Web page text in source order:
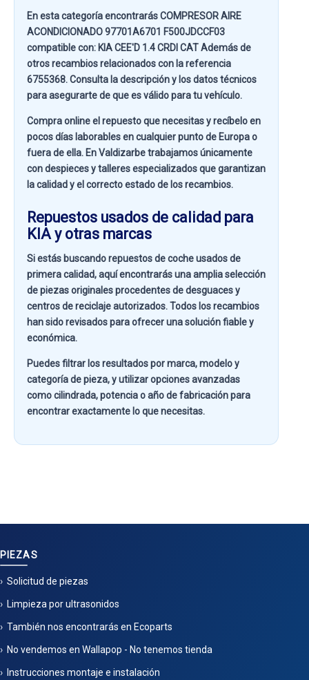
En esta categoría encontrarás COMPRESOR AIRE
ACONDICIONADO 97701A6701 F500JDCCF03
compatible con: KIA CEE'D 1.4 CRDI CATAdemás de
otros recambios relacionados con la referencia
6755368. Consulta la descripción y los datos técnicos
para asegurarte de que es válido para tu vehículo.
Compra online el repuesto que necesitas y recíbelo en
pocos días laborables en cualquier punto de Europa o
fuera de ella. EnValdizarbetrabajamos únicamente
con despieces y talleres especializados que garantizan
la calidad y el correcto estado de los recambios.
Repuestos usados de calidad para
KIA y otras marcas
Si estás buscandorepuestos de coche usados de
primera calidad, aquí encontrarás una amplia selección
de piezas originales procedentes de desguaces y
centros de reciclaje autorizados. Todos los recambios
han sido revisados para ofrecer una solución fiable y
económica.
Puedes filtrar los resultados pormarca, modelo y
categoría de pieza, y utilizar opciones avanzadas
comocilindrada, potencia o año de fabricaciónpara
encontrar exactamente lo que necesitas.
PIEZAS
Solicitud de piezas
Limpieza por ultrasonidos
También nos encontrarás en Ecoparts
No vendemos en Wallapop - No tenemos tienda
Instrucciones montaje e instalación